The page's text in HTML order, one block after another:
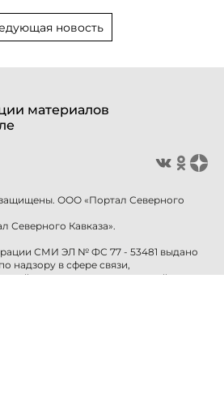
новость
материалов
ООО «Портал Северного
Северного Кавказа».
СМИ ЭЛ № ФС 77 - 53481 выдано
надзору в сфере связи,
и массовых коммуникаций